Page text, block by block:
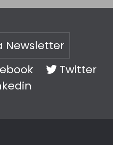
Newsletter
Twitter